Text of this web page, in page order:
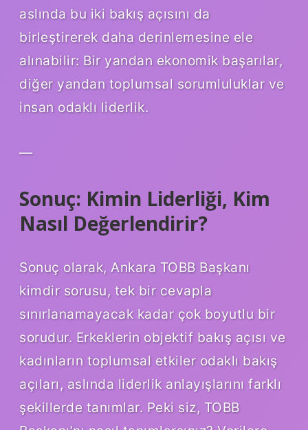
aslında bu iki bakış açısını da
birleştirerek daha derinlemesine ele
alınabilir: Bir yandan ekonomik başarılar,
diğer yandan toplumsal sorumluluklar ve
insan odaklı liderlik.
—
Sonuç: Kimin Liderliği, Kim
Nasıl Değerlendirir?
Sonuç olarak, Ankara TOBB Başkanı
kimdir sorusu, tek bir cevapla
sınırlanamayacak kadar çok boyutlu bir
sorudur. Erkeklerin objektif bakış açısı ve
kadınların toplumsal etkiler odaklı bakış
açıları, aslında liderlik anlayışlarını farklı
şekillerde tanımlar. Peki siz, TOBB